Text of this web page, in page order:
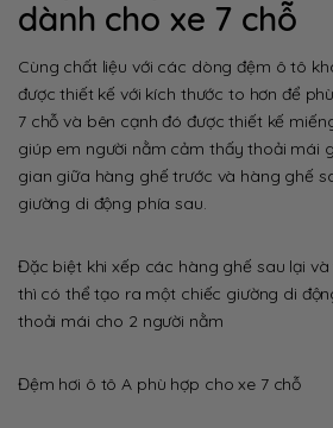
dành cho xe 7 chỗ
Cùng chất liệu với các dòng đệm ô tô
được thiết kế với kích thước to hơn để
7 chỗ và bên cạnh đó được thiết kế
giúp em người nằm cảm thấy thoải mái
gian giữa hàng ghế trước và hàng ghế
giường di động phía sau.
Đặc biệt khi xếp các hàng ghế sau lại
thì có thể tạo ra một chiếc giường di
thoải mái cho 2 người nằm
Đệm hơi ô tô A phù hợp cho xe 7 chỗ